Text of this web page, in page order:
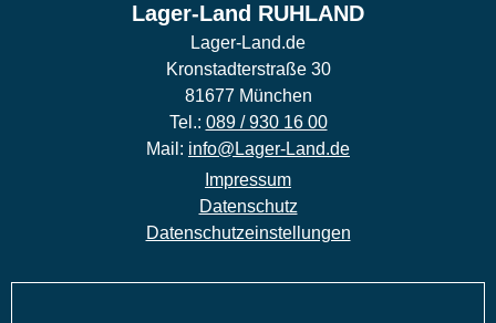
Lager-Land RUHLAND
Lager-Land.de
Kronstadterstraße 30
81677 München
Tel.: 089 / 930 16 00
Mail: info@Lager-Land.de
Impressum
Datenschutz
Datenschutzeinstellungen